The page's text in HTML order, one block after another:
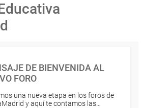
DE BIENVENIDA AL
FORO
una nueva etapa en los foros de
y aquí te contamos las…